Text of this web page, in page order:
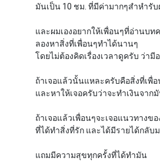
มันเป็น 10 ชม. ที่มีค่ามากๆสำหำรับ
และผมเองอยากให้เพื่อนๆที่อ่านบท
ลองหาสิ่งที่เพื่อนๆทำได้นานๆ
โดยไม่ต้องคิดเรื่องเวลาดูครับ ว่ามี
ถ้าเจอแล้วนั้นแหละครับคือสิ่งที่เพื่อ
และหาให้เจอครับว่าจะทำเงินจากมั
ถ้าเจอแล้วเพื่อนๆจะเจอแนวทางขอ
ที่ได้ทำสิ่งที่รัก และได้มีรายได้กลับ
แถมมีความสุขทุกครั้งที่ได้ทำมัน